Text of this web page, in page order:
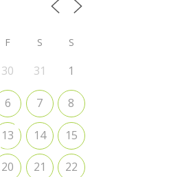
F S S
30 31 1
6 7 8
13 14 15
20 21 22